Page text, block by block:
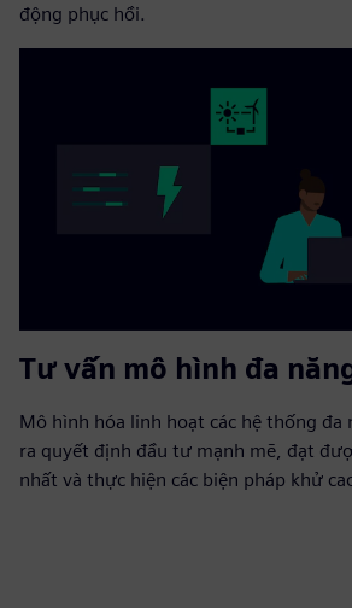
động phục hồi.
Tư vấn mô hình đa
Mô hình hóa linh hoạt các hệ thống đa
ra quyết định đầu tư mạnh mẽ, đạt
nhất và thực hiện các biện pháp khử